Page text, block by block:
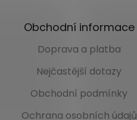
Obchodní informace
Doprava a platba
Nejčastější dotazy
Obchodní podmínky
Ochrana osobních údajů